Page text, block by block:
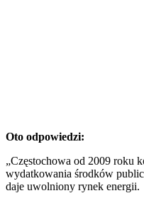
Oto odpowiedzi:
„Częstochowa od 2009 roku
wydatkowania środków
daje uwolniony rynek energii.